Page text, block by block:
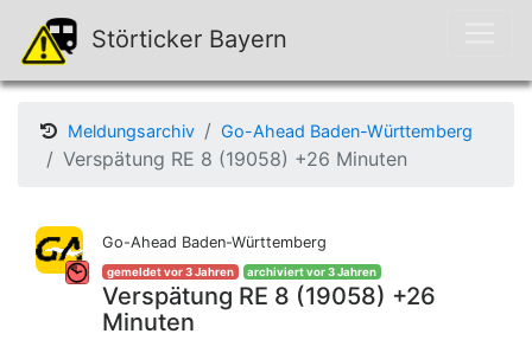
Störticker Bayern
Meldungsarchiv Go-Ahead Baden-Württemberg
Verspätung RE 8 (19058) +26 Minuten
Go-Ahead Baden-Württemberg
gemeldet vor 3 Jahren archiviert vor 3 Jahren
Verspätung RE 8 (19058) +26
Minuten